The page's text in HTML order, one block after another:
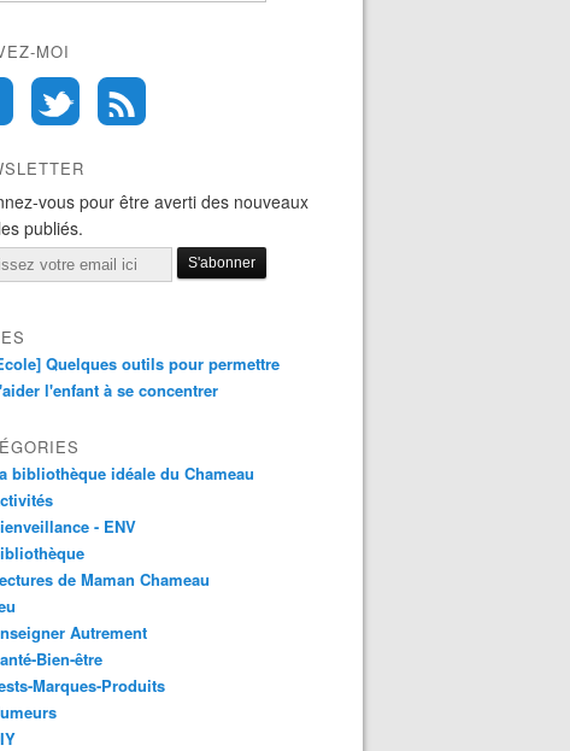
MOI
vous pour être averti des nouveaux
publiés.
Quelques outils pour permettre
l'enfant à se concentrer
bibliothèque idéale du Chameau
- ENV
de Maman Chameau
Autrement
Bien-être
Marques-Produits